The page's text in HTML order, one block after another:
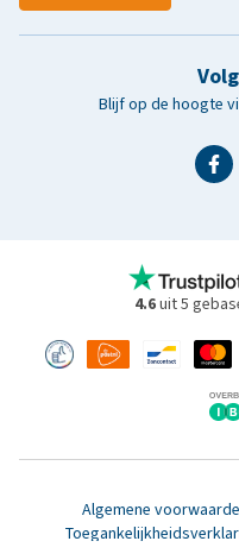
Blijf op de hoogte
4.6uit 5
Algemene